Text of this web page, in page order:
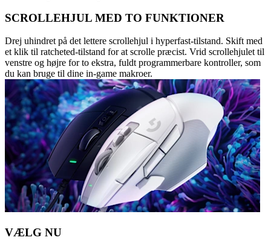
SCROLLEHJUL MED TO FUNKTIONER
Drej uhindret på det lettere scrollehjul i hyperfast-tilstand. Skift med
et klik til ratcheted-tilstand for at scrolle præcist. Vrid scrollehjulet til
venstre og højre for to ekstra, fuldt programmerbare kontroller, som
du kan bruge til dine in-game makroer.
VÆLG NU